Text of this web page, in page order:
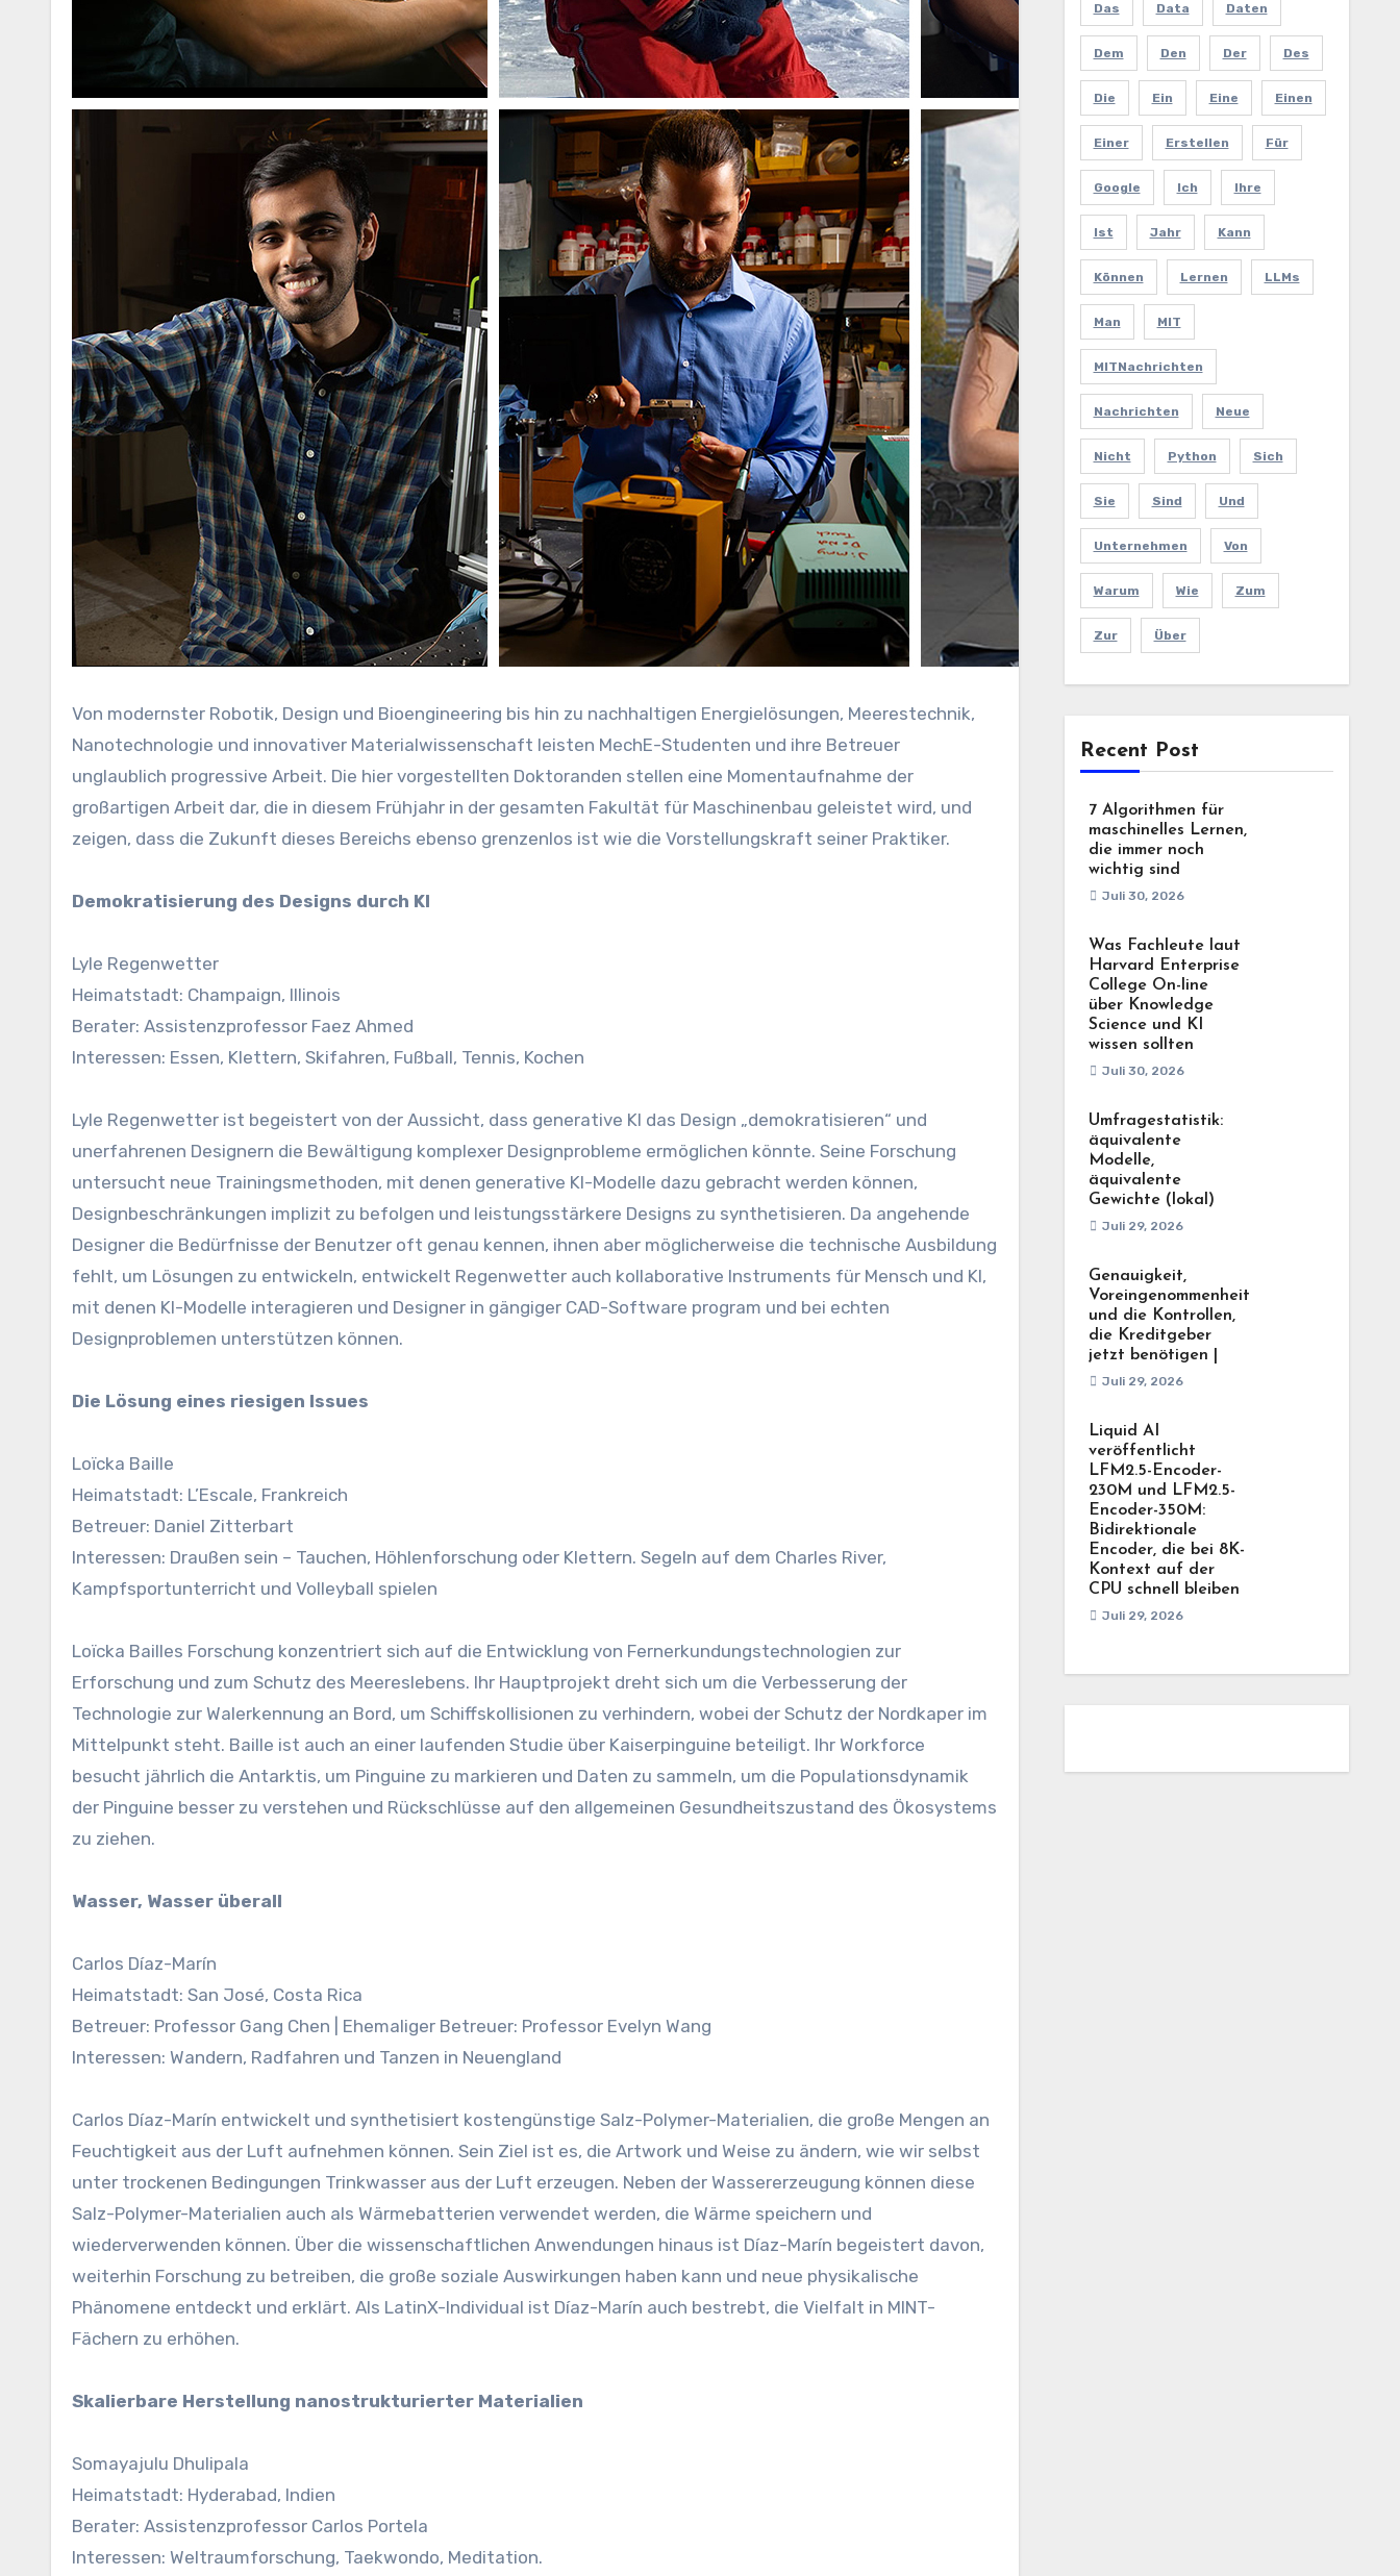
Von modernster Robotik, Design und Bioengineering bis hin zu nachhaltigen Energielösungen, Meerestechnik,
Nanotechnologie und innovativer Materialwissenschaft leisten MechE-Studenten und ihre Betreuer
unglaublich progressive Arbeit. Die hier vorgestellten Doktoranden stellen eine Momentaufnahme der
großartigen Arbeit dar, die in diesem Frühjahr in der gesamten Fakultät für Maschinenbau geleistet wird, und
zeigen, dass die Zukunft dieses Bereichs ebenso grenzenlos ist wie die Vorstellungskraft seiner Praktiker.
Demokratisierung des Designs durch KI
Lyle Regenwetter
Heimatstadt: Champaign, Illinois
Berater: Assistenzprofessor Faez Ahmed
Interessen: Essen, Klettern, Skifahren, Fußball, Tennis, Kochen
Lyle Regenwetter ist begeistert von der Aussicht, dass generative KI das Design „demokratisieren“ und
unerfahrenen Designern die Bewältigung komplexer Designprobleme ermöglichen könnte. Seine Forschung
untersucht neue Trainingsmethoden, mit denen generative KI-Modelle dazu gebracht werden können,
Designbeschränkungen implizit zu befolgen und leistungsstärkere Designs zu synthetisieren. Da angehende
Designer die Bedürfnisse der Benutzer oft genau kennen, ihnen aber möglicherweise die technische Ausbildung
fehlt, um Lösungen zu entwickeln, entwickelt Regenwetter auch kollaborative Instruments für Mensch und KI,
mit denen KI-Modelle interagieren und Designer in gängiger CAD-Software program und bei echten
Designproblemen unterstützen können.
Die Lösung eines riesigen Issues
Loïcka Baille
Heimatstadt: L’Escale, Frankreich
Betreuer: Daniel Zitterbart
Interessen: Draußen sein – Tauchen, Höhlenforschung oder Klettern. Segeln auf dem Charles River,
Kampfsportunterricht und Volleyball spielen
Loïcka Bailles Forschung konzentriert sich auf die Entwicklung von Fernerkundungstechnologien zur
Erforschung und zum Schutz des Meereslebens. Ihr Hauptprojekt dreht sich um die Verbesserung der
Technologie zur Walerkennung an Bord, um Schiffskollisionen zu verhindern, wobei der Schutz der Nordkaper im
Mittelpunkt steht. Baille ist auch an einer laufenden Studie über Kaiserpinguine beteiligt. Ihr Workforce
besucht jährlich die Antarktis, um Pinguine zu markieren und Daten zu sammeln, um die Populationsdynamik
der Pinguine besser zu verstehen und Rückschlüsse auf den allgemeinen Gesundheitszustand des Ökosystems
zu ziehen.
Wasser, Wasser überall
Carlos Díaz-Marín
Heimatstadt: San José, Costa Rica
Betreuer: Professor Gang Chen | Ehemaliger Betreuer: Professor Evelyn Wang
Interessen: Wandern, Radfahren und Tanzen in Neuengland
Carlos Díaz-Marín entwickelt und synthetisiert kostengünstige Salz-Polymer-Materialien, die große Mengen an
Feuchtigkeit aus der Luft aufnehmen können. Sein Ziel ist es, die Artwork und Weise zu ändern, wie wir selbst
unter trockenen Bedingungen Trinkwasser aus der Luft erzeugen. Neben der Wassererzeugung können diese
Salz-Polymer-Materialien auch als Wärmebatterien verwendet werden, die Wärme speichern und
wiederverwenden können. Über die wissenschaftlichen Anwendungen hinaus ist Díaz-Marín begeistert davon,
weiterhin Forschung zu betreiben, die große soziale Auswirkungen haben kann und neue physikalische
Phänomene entdeckt und erklärt. Als LatinX-Individual ist Díaz-Marín auch bestrebt, die Vielfalt in MINT-
Fächern zu erhöhen.
Skalierbare Herstellung nanostrukturierter Materialien
Somayajulu Dhulipala
Heimatstadt: Hyderabad, Indien
Berater: Assistenzprofessor Carlos Portela
Interessen: Weltraumforschung, Taekwondo, Meditation.
Das Data Daten
Dem Den Der Des
Die Ein Eine Einen
Einer Erstellen Für
Google Ich Ihre
Ist Jahr Kann
Können Lernen LLMs
Man MIT
MITNachrichten
Nachrichten Neue
Nicht Python Sich
Sie Sind Und
Unternehmen Von
Warum Wie Zum
Zur Über
Recent Post
7 Algorithmen für
maschinelles Lernen,
die immer noch
wichtig sind
Juli 30, 2026
Was Fachleute laut
Harvard Enterprise
College On-line
über Knowledge
Science und KI
wissen sollten
Juli 30, 2026
Umfragestatistik:
äquivalente
Modelle,
äquivalente
Gewichte (lokal)
Juli 29, 2026
Genauigkeit,
Voreingenommenheit
und die Kontrollen,
die Kreditgeber
jetzt benötigen |
Juli 29, 2026
Liquid AI
veröffentlicht
LFM2.5-Encoder-
230M und LFM2.5-
Encoder-350M:
Bidirektionale
Encoder, die bei 8K-
Kontext auf der
CPU schnell bleiben
Juli 29, 2026